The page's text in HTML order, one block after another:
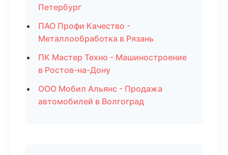
Петербург
ПАО Профи Качество -
Металлообработка в Рязань
ПК Мастер Техно - Машиностроение
в Ростов-на-Дону
ООО Мобил Альянс - Продажа
автомобилей в Волгоград